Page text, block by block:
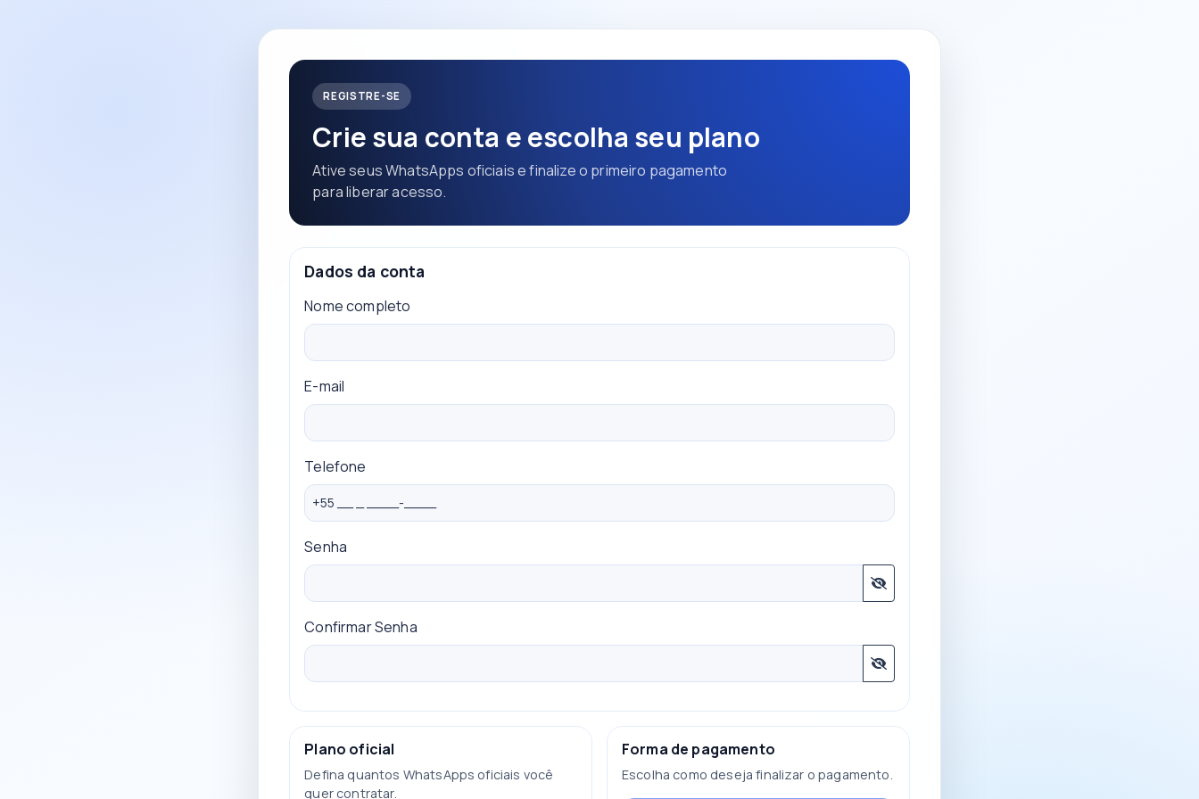
REGISTRE-SE
Crie sua conta e escolha seu plano
Ative seus WhatsApps oficiais e finalize o primeiro pagamento
para liberar acesso.
Dados da conta
Nome completo
E-mail
Telefone
Senha
Confirmar Senha
Plano oficial
Defina quantos WhatsApps oficiais você
quer contratar.
Forma de pagamento
Escolha como deseja finalizar o pagamento.